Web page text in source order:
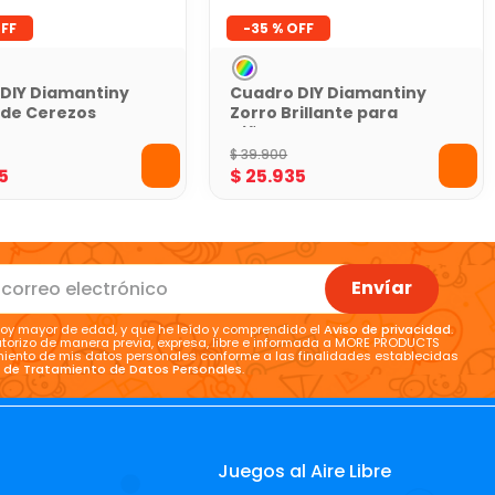
Diamantiny
Cerezos
-35 %
Cuadro DIY Diamantiny
Zorro Brillante para
Niños
$39.900
$ 25.935
Envíar
mayor de edad, y que he leído y comprendido elAviso de privacidad.
de manera previa, expresa, libre e informada a MORE PRODUCTS
de mis datos personales conforme a las finalidades establecidas
Tratamiento de Datos Personales.
Juegos al Aire Libre